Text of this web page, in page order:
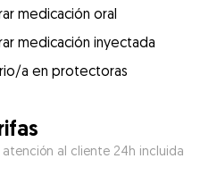
medicación oral
medicación inyectada
a en protectoras
atención al cliente 24h incluida